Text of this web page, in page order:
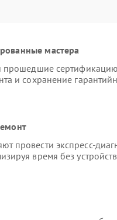
мастера
прошедшие
и сохранение
провести экспресс-
время без